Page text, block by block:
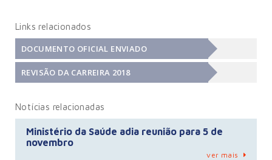
Links relacionados
DOCUMENTO OFICIAL ENVIADO
REVISÃO DA CARREIRA 2018
Notícias relacionadas
Ministério da Saúde adia reunião para 5 de
novembro
ver mais